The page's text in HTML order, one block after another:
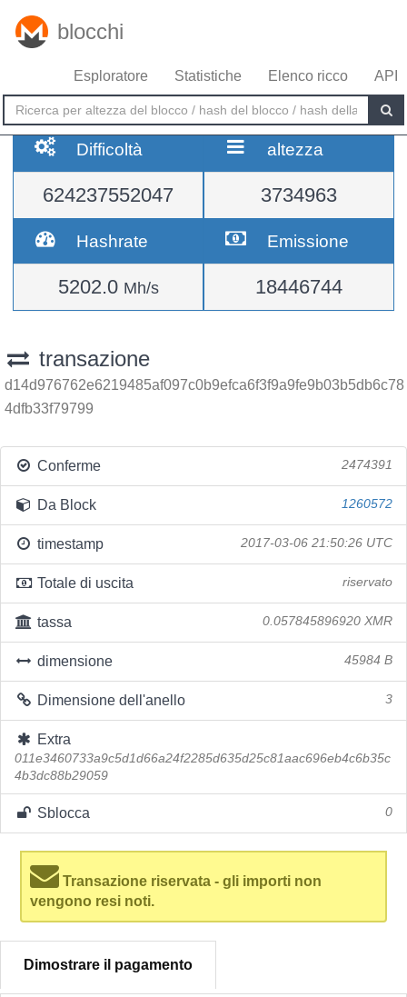
blocchi
Esploratore Statistiche Elenco ricco API
Difficoltà
624237552047
altezza
3734963
Hashrate
5202.0 Mh/s
Emissione
18446744
transazione
d14d976762e6219485af097c0b9efca6f3f9a9fe9b03b5db6c78
4dfb33f79799
Conferme 2474391
Da Block 1260572
timestamp 2017-03-06 21:50:26 UTC
Totale di uscita riservato
tassa 0.057845896920 XMR
dimensione 45984 B
Dimensione dell'anello 3
Extra
011e3460733a9c5d1d66a24f2285d635d25c81aac696eb4c6b35c
4b3dc88b29059
Sblocca 0
Transazione riservata - gli importi non
vengono resi noti.
Dimostrare il pagamento